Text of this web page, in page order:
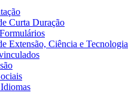
Curta Duração
Extensão, Ciência e Tecnologia